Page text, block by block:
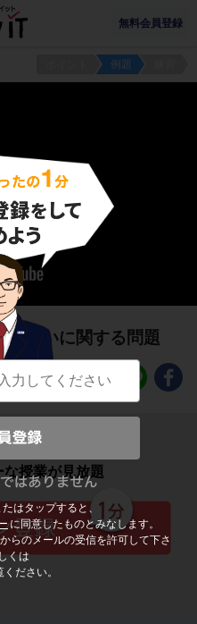
無料会員登録
はタップすると、
に同意したものとみなします。
らのメールの受信を許可して下さ
くは
ください。
例題
さらいに関する問題
の学び直しまで
授業が見放題